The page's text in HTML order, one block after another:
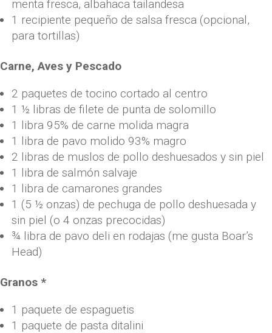
menta fresca, albahaca tailandesa
1 recipiente pequeño de salsa fresca (opcional,
para tortillas)
Carne, Aves y Pescado
2 paquetes de tocino cortado al centro
1 ½ libras de filete de punta de solomillo
1 libra 95% de carne molida magra
1 libra de pavo molido 93% magro
2 libras de muslos de pollo deshuesados ​​y sin piel
1 libra de salmón salvaje
1 libra de camarones grandes
1 (5 ½ onzas) de pechuga de pollo deshuesada y
sin piel (o 4 onzas precocidas)
¾ libra de pavo deli en rodajas (me gusta Boar’s
Head)
Granos *
1 paquete de espaguetis
1 paquete de pasta ditalini